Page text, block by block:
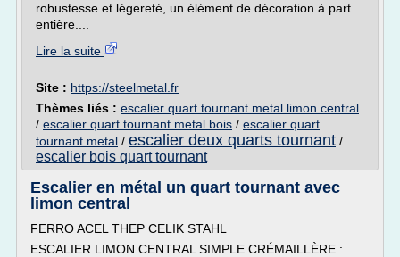
robustesse et légereté, un élément de décoration à part
entière....
Lire la suite
Site : https://steelmetal.fr
Thèmes liés : escalier quart tournant metal limon central
/ escalier quart tournant metal bois / escalier quart
tournant metal / escalier deux quarts tournant /
escalier bois quart tournant
Escalier en métal un quart tournant avec
limon central
FERRO ACEL THEP CELIK STAHL
ESCALIER LIMON CENTRAL SIMPLE CRÉMAILLÈRE :